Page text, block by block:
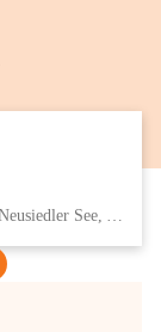
Eisenstädter Straße 18, 7091 Breitenbrunn am Neusiedler See, AUT